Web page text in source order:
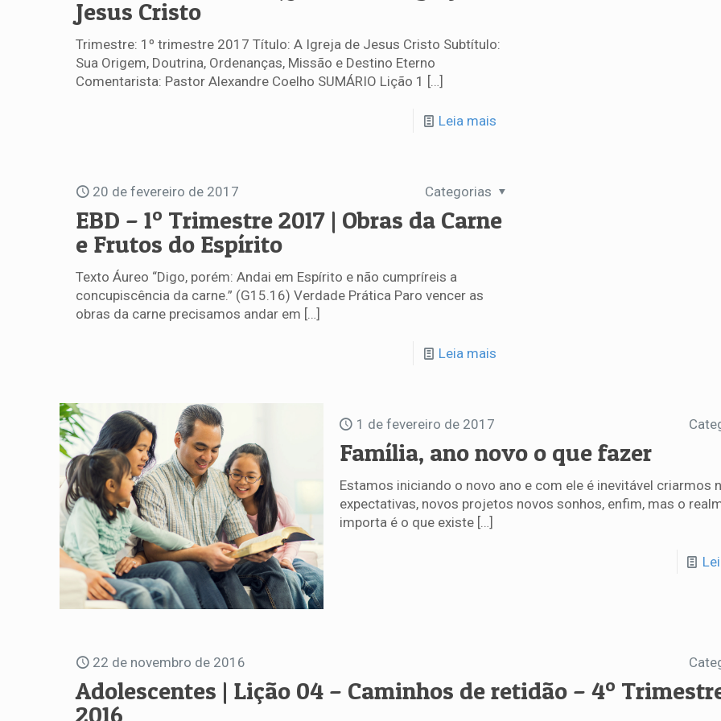
Jesus Cristo
Trimestre: 1º trimestre 2017 Título: A Igreja de Jesus Cristo Subtítulo:
Sua Origem, Doutrina, Ordenanças, Missão e Destino Eterno
Comentarista: Pastor Alexandre Coelho SUMÁRIO Lição 1 […]
Leia mais
20 de fevereiro de 2017 Categorias
EBD – 1º Trimestre 2017 | Obras da Carne
e Frutos do Espírito
Texto Áureo “Digo, porém: Andai em Espírito e não cumpríreis a
concupiscência da carne.” (G15.16) Verdade Prática Paro vencer as
obras da carne precisamos andar em […]
Leia mais
1 de fevereiro de 2017
Família, ano novo o que fazer
Estamos iniciando o novo ano e com ele é inevitável criarmos
expectativas, novos projetos novos sonhos, enfim, mas o
importa é o que existe[…]
22 de novembro de 2016
Adolescentes | Lição 04 – Caminhos de retidão – 4º
2016